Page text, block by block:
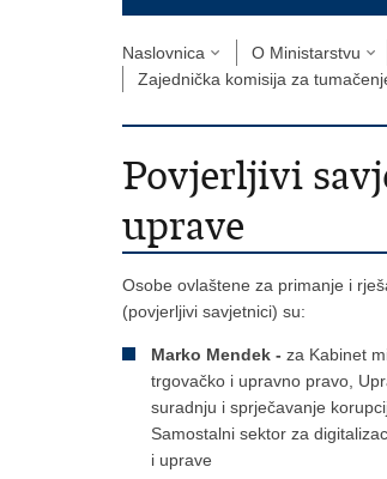
Naslovnica O Ministarstvu
Zajednička komisija za
Povjerljivi
uprave
Osobe ovlaštene za primanje i
(povjerljivi savjetnici) su:
Marko Mendek - za Kabinet
trgovačko i upravno pravo,
suradnju i sprječavanje
Samostalni sektor za
i uprave